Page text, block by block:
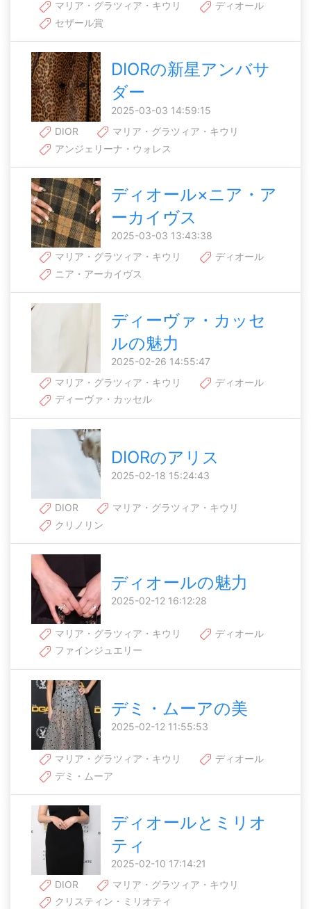
マリア・グラツィア・キウリ
ディオール
セザール賞
DIORの新星アンバサ
ダー
2025-03-03 14:59:15
DIOR
マリア・グラツィア・キウリ
アンジェリーナ・ウォレス
ディオール×ニア・ア
ーカイヴス
2025-03-03 13:43:38
マリア・グラツィア・キウリ
ディオール
ニア・アーカイヴス
ディーヴァ・カッセ
ルの魅力
2025-02-26 14:55:47
マリア・グラツィア・キウリ
ディオール
ディーヴァ・カッセル
DIORのアリス
2025-02-18 15:24:43
DIOR
マリア・グラツィア・キウリ
クリノリン
ディオールの魅力
2025-02-12 16:12:28
マリア・グラツィア・キウリ
ディオール
ファインジュエリー
デミ・ムーアの美
2025-02-12 11:55:53
マリア・グラツィア・キウリ
ディオール
デミ・ムーア
ディオールとミリオ
ティ
2025-02-10 17:14:21
DIOR
マリア・グラツィア・キウリ
クリスティン・ミリオティ